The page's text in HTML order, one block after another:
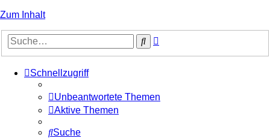
Zum Inhalt
Suche
Schnellzugriff
Unbeantwortete Themen
Aktive Themen
Suche